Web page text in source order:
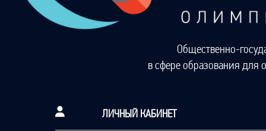
Общественно-
в сфере образования для
ЛИЧНЫЙ КАБИНЕТ